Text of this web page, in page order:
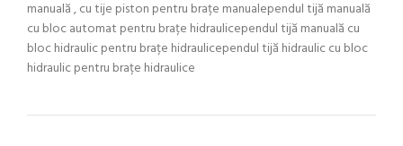
manuală , cu tije piston pentru brațe manualependul tijă manuală
cu bloc automat pentru brațe hidraulicependul tijă manuală cu
bloc hidraulic pentru brațe hidraulicependul tijă hidraulic cu bloc
hidraulic pentru brațe hidraulice